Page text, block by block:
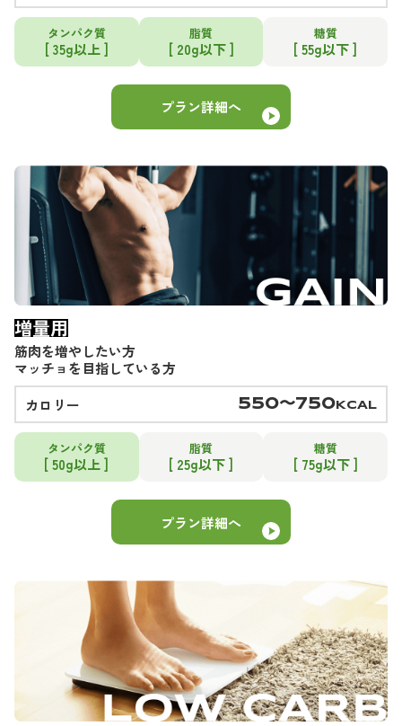
タンパク質
[ 35g以上 ]
脂質
[ 20g以下 ]
糖質
[ 55g以下 ]
プラン詳細へ
増量用
筋肉を増やしたい方
マッチョを目指している方
カロリー
550〜750 KCAL
タンパク質
[ 50g以上 ]
脂質
[ 25g以下 ]
糖質
[ 75g以下 ]
プラン詳細へ